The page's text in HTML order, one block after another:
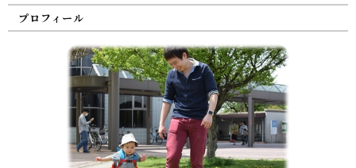
プロフィール